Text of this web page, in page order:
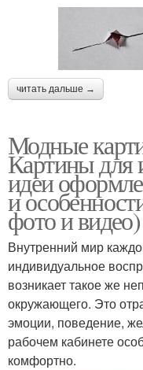
читать дальше →
Модные
Картины для
идеи
и
фото и видео)
Внутренний мир
индивидуальное
возникает такое же
окружающего. Это
эмоции, поведение,
рабочем кабинете
комфортно.